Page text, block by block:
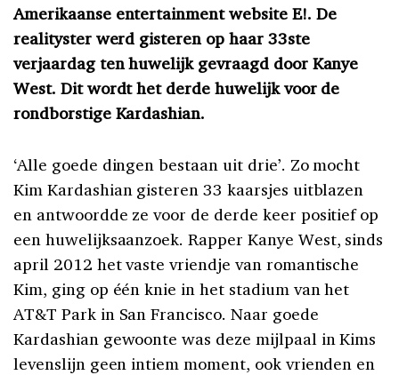
Amerikaanse entertainment website E!. De
realityster werd gisteren op haar 33ste
verjaardag ten huwelijk gevraagd door Kanye
West. Dit wordt het derde huwelijk voor de
rondborstige Kardashian.
‘Alle goede dingen bestaan uit drie’. Zo mocht
Kim Kardashian gisteren 33 kaarsjes uitblazen
en antwoordde ze voor de derde keer positief op
een huwelijksaanzoek. Rapper Kanye West, sinds
april 2012 het vaste vriendje van romantische
Kim, ging op één knie in het stadium van het
AT&T Park in San Francisco. Naar goede
Kardashian gewoonte was deze mijlpaal in Kims
levenslijn geen intiem moment, ook vrienden en